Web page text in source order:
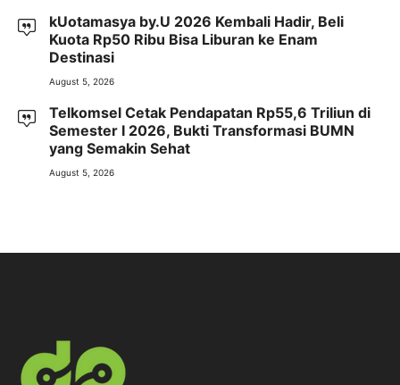
kUotamasya by.U 2026 Kembali Hadir, Beli
Kuota Rp50 Ribu Bisa Liburan ke Enam
Destinasi
August 5, 2026
Telkomsel Cetak Pendapatan Rp55,6 Triliun di
Semester I 2026, Bukti Transformasi BUMN
yang Semakin Sehat
August 5, 2026